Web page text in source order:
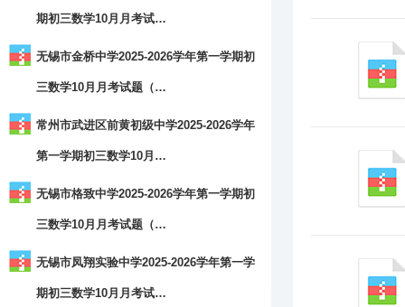
期初三数学10月月考试…
无锡市金桥中学2025-2026学年第一学期初
三数学10月月考试题（…
常州市武进区前黄初级中学2025-2026学年
第一学期初三数学10月…
无锡市格致中学2025-2026学年第一学期初
三数学10月月考试题（…
无锡市凤翔实验中学2025-2026学年第一学
期初三数学10月月考试…